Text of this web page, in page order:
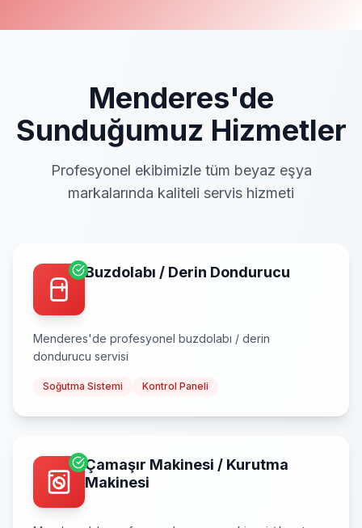
Menderes'de
Sunduğumuz Hizmetler
Profesyonel ekibimizle tüm beyaz eşya
markalarında kaliteli servis hizmeti
Buzdolabı / Derin Dondurucu
Menderes'de profesyonel buzdolabı / derin
dondurucu servisi
Soğutma Sistemi Kontrol Paneli
Çamaşır Makinesi / Kurutma
Makinesi